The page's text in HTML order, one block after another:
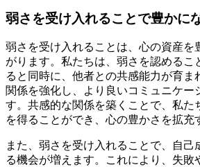
弱さを受け入れることで豊かに
弱さを受け入れることは、心の資産を
がります。私たちは、弱さを認めるこ
ると同時に、他者との共感能力が育ま
関係を強化し、より良いコミュニケー
す。共感的な関係を築くことで、私た
を得ることができ、心の豊かさを拡充
また、弱さを受け入れることで、自己
る機会が増えます。これにより、失敗